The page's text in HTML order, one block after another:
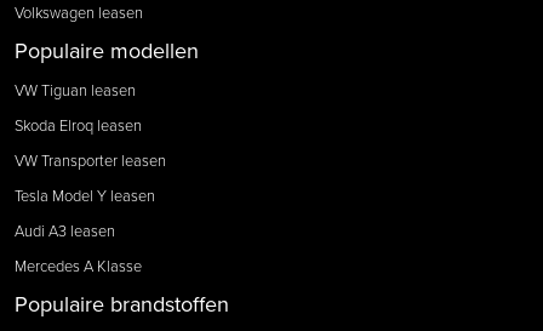
Volkswagen leasen
Populaire modellen
VW Tiguan leasen
Skoda Elroq leasen
VW Transporter leasen
Tesla Model Y leasen
Audi A3 leasen
Mercedes A Klasse
Populaire brandstoffen